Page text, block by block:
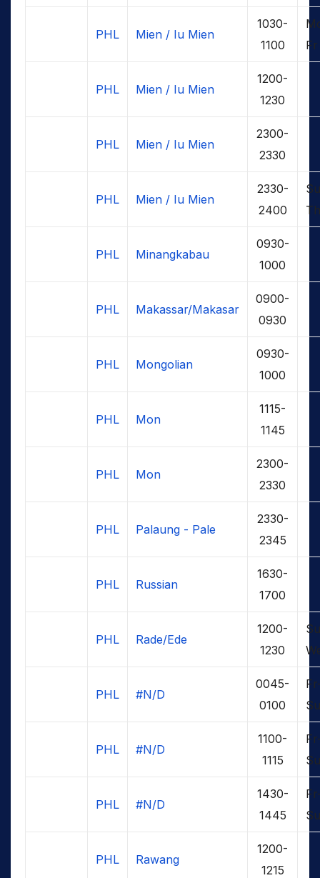
PHL Mien / Iu Mien
1030-
1100
Fr
PHL Mien / Iu Mien
1200-
1230
PHL Mien / Iu Mien
2300-
2330
PHL Mien / Iu Mien
2330-
2400
Th
PHL Minangkabau
0930-
1000
PHL Makassar/Makasar
0900-
0930
PHL Mongolian
0930-
1000
PHL Mon
1115-
1145
PHL Mon
2300-
2330
PHL Palaung - Pale
2330-
2345
PHL Russian
1630-
1700
PHL Rade/Ede
1200-
1230
PHL #N/D
0045-
0100
Su
PHL #N/D
1100-
1115
Su
PHL #N/D
1430-
1445
Su
PHL Rawang
1200-
1215